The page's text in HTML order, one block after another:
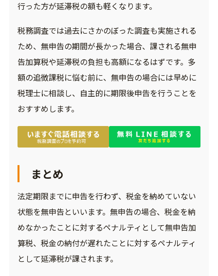
行った方が延滞税の額も軽くなります。
税務調査では過去にさかのぼった調査も実施される
ため、無申告の期間が長かった場合、課される無申
告加算税や延滞税の負担も高額になるはずです。多
額の追徴課税に悩む前に、無申告の場合には早めに
税理士に相談し、自主的に期限後申告を行うことを
おすすめします。
まとめ
法定期限までに申告を行わず、税金を納めていない
状態を無申告といいます。無申告の場合、税金を納
めなかったことに対するペナルティとして無申告加
算税、税金の納付が遅れたことに対するペナルティ
として延滞税が課されます。